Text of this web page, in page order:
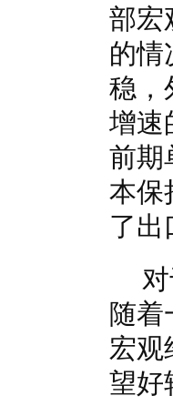
部宏
的情
稳，
增速
前期
本保
了出
随着
宏观
望好